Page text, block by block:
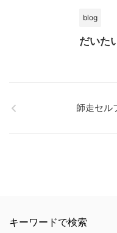
blog
だいた
師走セル
キーワードで検索